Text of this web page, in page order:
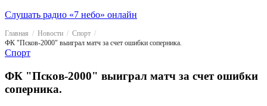
Слушать радио «7 небо» онлайн
Главная Новости
Спорт
ФК "Псков-2000" выиграл матч за счет ошибки соперника.
Спорт
ФК "Псков-2000" выиграл матч за счет ошибки
соперника.